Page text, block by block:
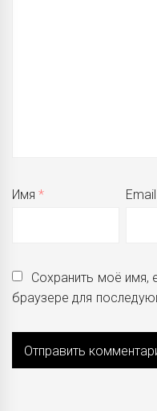
Имя*
Сохранить моё имя,
браузере для